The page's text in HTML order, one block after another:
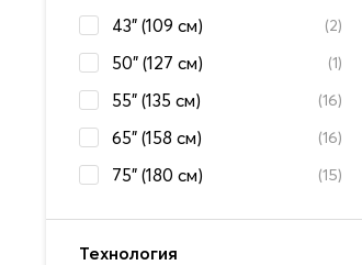
43" (109 см) (2)
50" (127 см) (1)
55" (135 см) (16)
65" (158 см) (16)
75" (180 см) (15)
Технология